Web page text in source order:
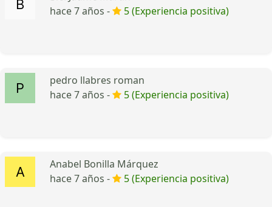
hace 7 años -
5 (Experiencia positiva)
pedro llabres roman
hace 7 años -
5 (Experiencia positiva)
Anabel Bonilla Márquez
hace 7 años -
5 (Experiencia positiva)